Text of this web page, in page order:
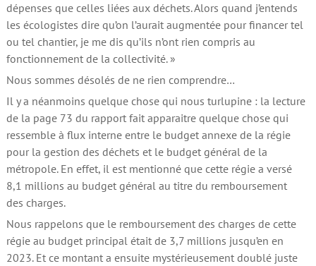
dépenses que celles liées aux déchets. Alors quand j’entends
les écologistes dire qu’on l’aurait augmentée pour financer tel
ou tel chantier, je me dis qu’ils n’ont rien compris au
fonctionnement de la collectivité. »
Nous sommes désolés de ne rien comprendre…
Il y a néanmoins quelque chose qui nous turlupine : la lecture
de la page 73 du rapport fait apparaitre quelque chose qui
ressemble à flux interne entre le budget annexe de la régie
pour la gestion des déchets et le budget général de la
métropole. En effet, il est mentionné que cette régie a versé
8,1 millions au budget général au titre du remboursement
des charges.
Nous rappelons que le remboursement des charges de cette
régie au budget principal était de 3,7 millions jusqu’en en
2023. Et ce montant a ensuite mystérieusement doublé juste